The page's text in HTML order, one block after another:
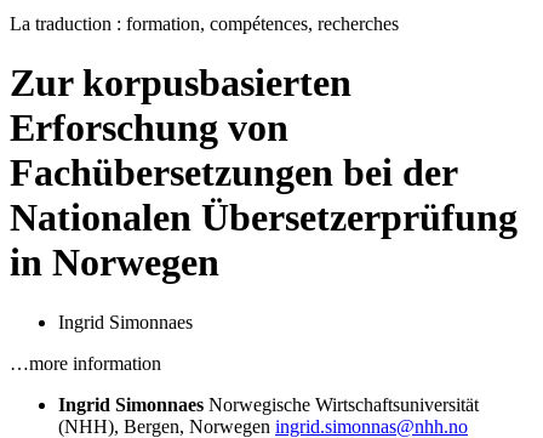
La traduction : formation, compétences, recherches
Zur korpusbasierten
Erforschung von
Fachübersetzungen bei der
Nationalen Übersetzerprüfung
in Norwegen
Ingrid Simonnaes
…more information
Ingrid Simonnaes Norwegische Wirtschaftsuniversität
(NHH), Bergen, Norwegen ingrid.simonnas@nhh.no